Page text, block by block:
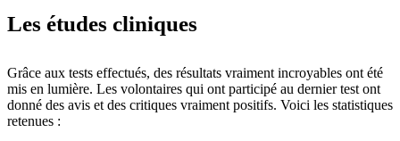
Les études cliniques
Grâce aux tests effectués, des résultats vraiment incroyables ont été
mis en lumière. Les volontaires qui ont participé au dernier test ont
donné des avis et des critiques vraiment positifs. Voici les statistiques
retenues :